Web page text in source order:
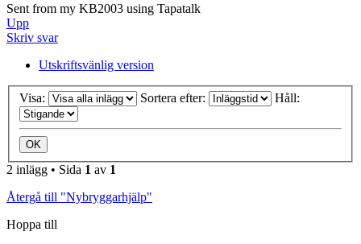
Sent from my KB2003 using Tapatalk
Upp
Skriv svar
Utskriftsvänlig version
Visa: Sortera efter: Håll:
2 inlägg • Sida 1 av 1
Återgå till "Nybryggarhjälp"
Hoppa till